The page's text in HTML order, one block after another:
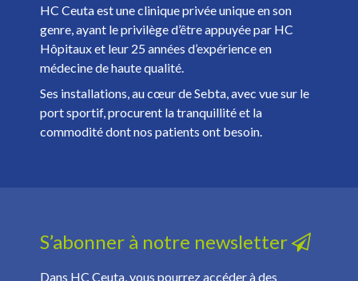
HC Ceuta est une clinique privée unique en son
genre, ayant le privilège d’être appuyée par HC
Hôpitaux et leur 25 années d’expérience en
médecine de haute qualité.
Ses installations, au cœur de Sebta, avec vue sur le
port sportif, procurent la tranquillité et la
commodité dont nos patients ont besoin.
S’abonner à notre newsletter
Dans HC Ceuta, vous pourrez accéder à des